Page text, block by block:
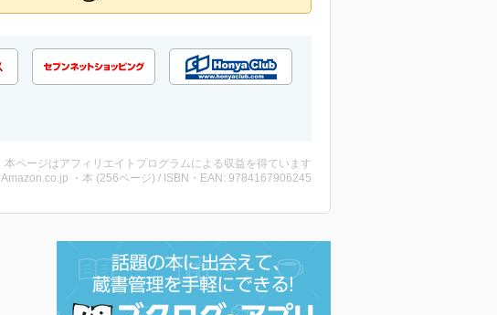
本ページはアフィリエイトプログラムによる収益を得ています
Amazon.co.jp ・本 (256ページ) / ISBN・EAN: 9784167906245